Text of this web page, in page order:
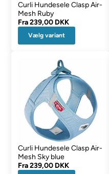
Curli Hundesele Clasp Air-
Mesh Ruby
Fra239,00 DKK
Vælg variant
Curli Hundesele Clasp Air-
Mesh Sky blue
Fra239,00 DKK